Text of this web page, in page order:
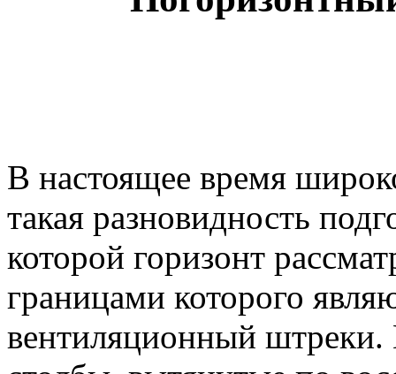
В настоящее время
такая разновидность
которой горизонт
границами которого
вентиляционный штреки.